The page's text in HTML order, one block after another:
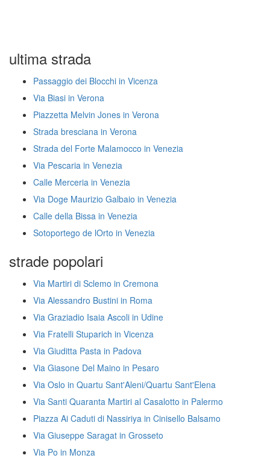
ultima strada
Passaggio dei Blocchi in Vicenza
Via Biasi in Verona
Piazzetta Melvin Jones in Verona
Strada bresciana in Verona
Strada del Forte Malamocco in Venezia
Via Pescaria in Venezia
Calle Merceria in Venezia
Via Doge Maurizio Galbaio in Venezia
Calle della Bissa in Venezia
Sotoportego de lOrto in Venezia
strade popolari
Via Martiri di Sclemo in Cremona
Via Alessandro Bustini in Roma
Via Graziadio Isaia Ascoli in Udine
Via Fratelli Stuparich in Vicenza
Via Giuditta Pasta in Padova
Via Giasone Del Maino in Pesaro
Via Oslo in Quartu Sant'Aleni/Quartu Sant'Elena
Via Santi Quaranta Martiri al Casalotto in Palermo
Piazza Ai Caduti di Nassiriya in Cinisello Balsamo
Via Giuseppe Saragat in Grosseto
Via Po in Monza